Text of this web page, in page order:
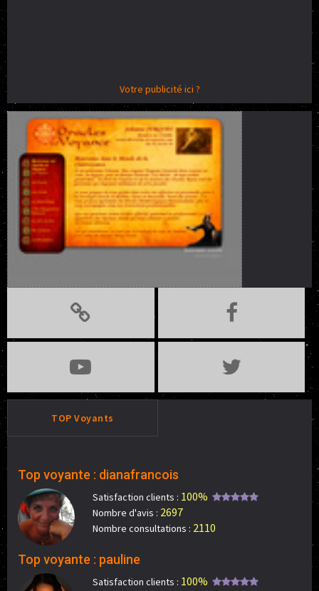
Votre publicité ici ?
TOP Voyants
Top voyante : dianafrancois
Satisfaction clients : 100%
Nombre d'avis : 2697
Nombre consultations : 2110
Top voyante : pauline
Satisfaction clients : 100%